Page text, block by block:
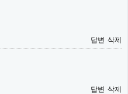
답변 삭제
답변 삭제